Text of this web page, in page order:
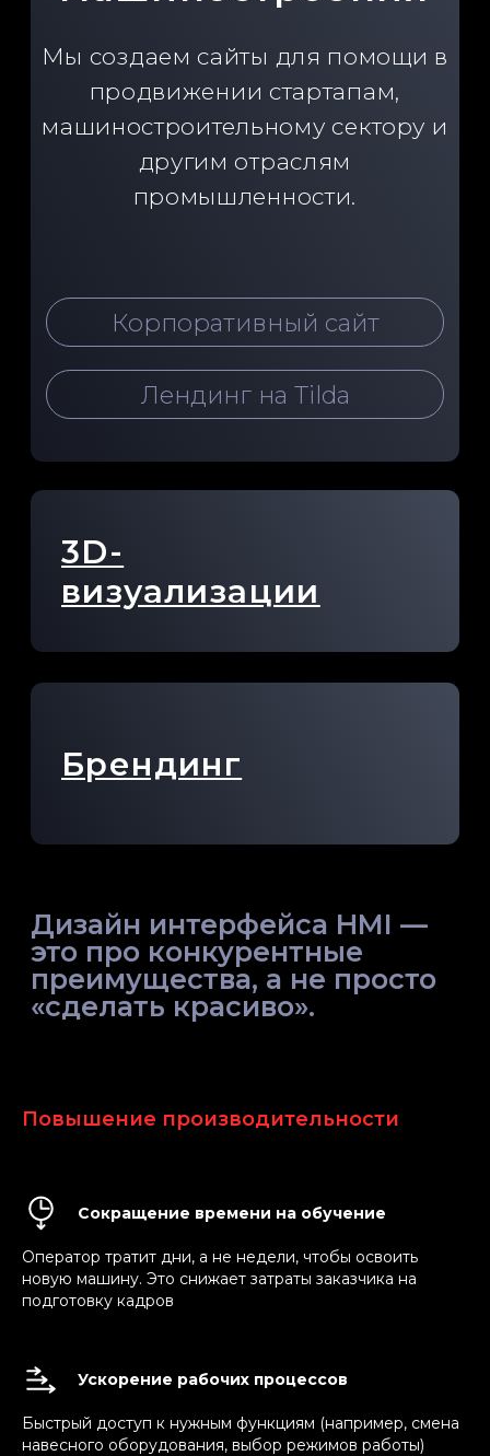
Повышение производительности
Сокращение времени на обучение
Оператор тратит дни, а не недели, чтобы освоить
новую машину. Это снижает затраты заказчика на
подготовку кадров
Ускорение рабочих процессов
Быстрый доступ к нужным функциям (например, смена
навесного оборудования, выбор режимов работы)